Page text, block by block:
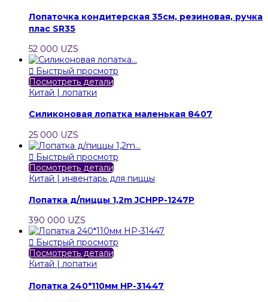
Лопаточка кондитерская 35см, резиновая, ручка
плас SR35
52 000 UZS
 Быстрый просмотр
Посмотреть детали
Китай | лопатки
Силиконовая лопатка маленькая 8407
25 000 UZS
 Быстрый просмотр
Посмотреть детали
Китай | инвентарь для пиццы
Лопатка д/пиццы 1,2m JCHPP-1247P
390 000 UZS
 Быстрый просмотр
Посмотреть детали
Китай | лопатки
Лопатка 240*110мм HP-31447